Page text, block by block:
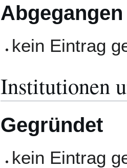
Abgegangen
kein Eintrag
Institutionen
Gegründet
kein Eintrag